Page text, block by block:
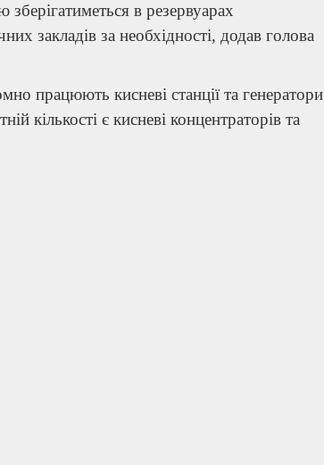
зберігатиметься в резервуарах
закладів за необхідності, додав голова
працюють кисневі станції та генератори
кількості є кисневі концентраторів та